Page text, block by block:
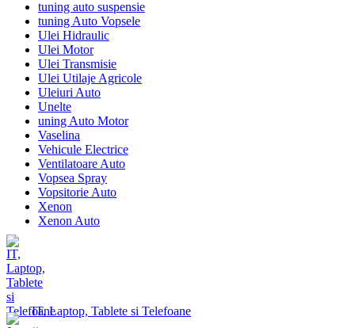
tuning auto suspensie
tuning Auto Vopsele
Ulei Hidraulic
Ulei Motor
Ulei Transmisie
Ulei Utilaje Agricole
Uleiuri Auto
Unelte
uning Auto Motor
Vaselina
Vehicule Electrice
Ventilatoare Auto
Vopsea Spray
Vopsitorie Auto
Xenon
Xenon Auto
IT, Laptop, Tablete si Telefoane